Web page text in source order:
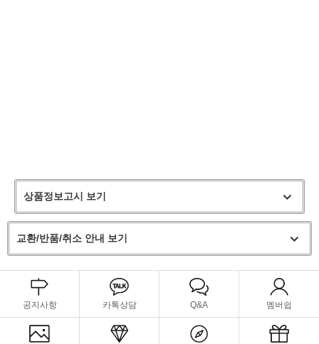
상품정보고시 보기
교환/반품/취소 안내 보기
공지사항 카톡상담 Q&A 멤버쉽